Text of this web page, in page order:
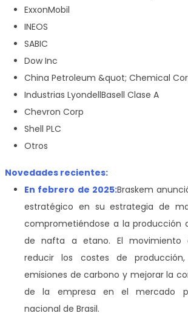
ExxonMobil
INEOS
SABIC
Dow Inc
China Petroleum &quot; Chemical
Industrias LyondellBasell Clase A
Chevron Corp
Shell PLC
Otros
Novedades recientes:
En febrero de 2025:Braskem
estratégico en su estrategia de
comprometiéndose a la producción
de nafta a etano. El movimiento
reducir los costes de
emisiones de carbono y mejorar la
de la empresa en el mercado
nacional de Brasil.